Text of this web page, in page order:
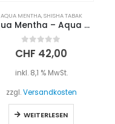
AQUA MENTHA,SHISHA TABAK
Aqua Mentha – Aqua Crazy Peach 200g
0 out of 5
CHF 42,00
inkl. 8,1 % MwSt.
zzgl.Versandkosten
WEITERLESEN